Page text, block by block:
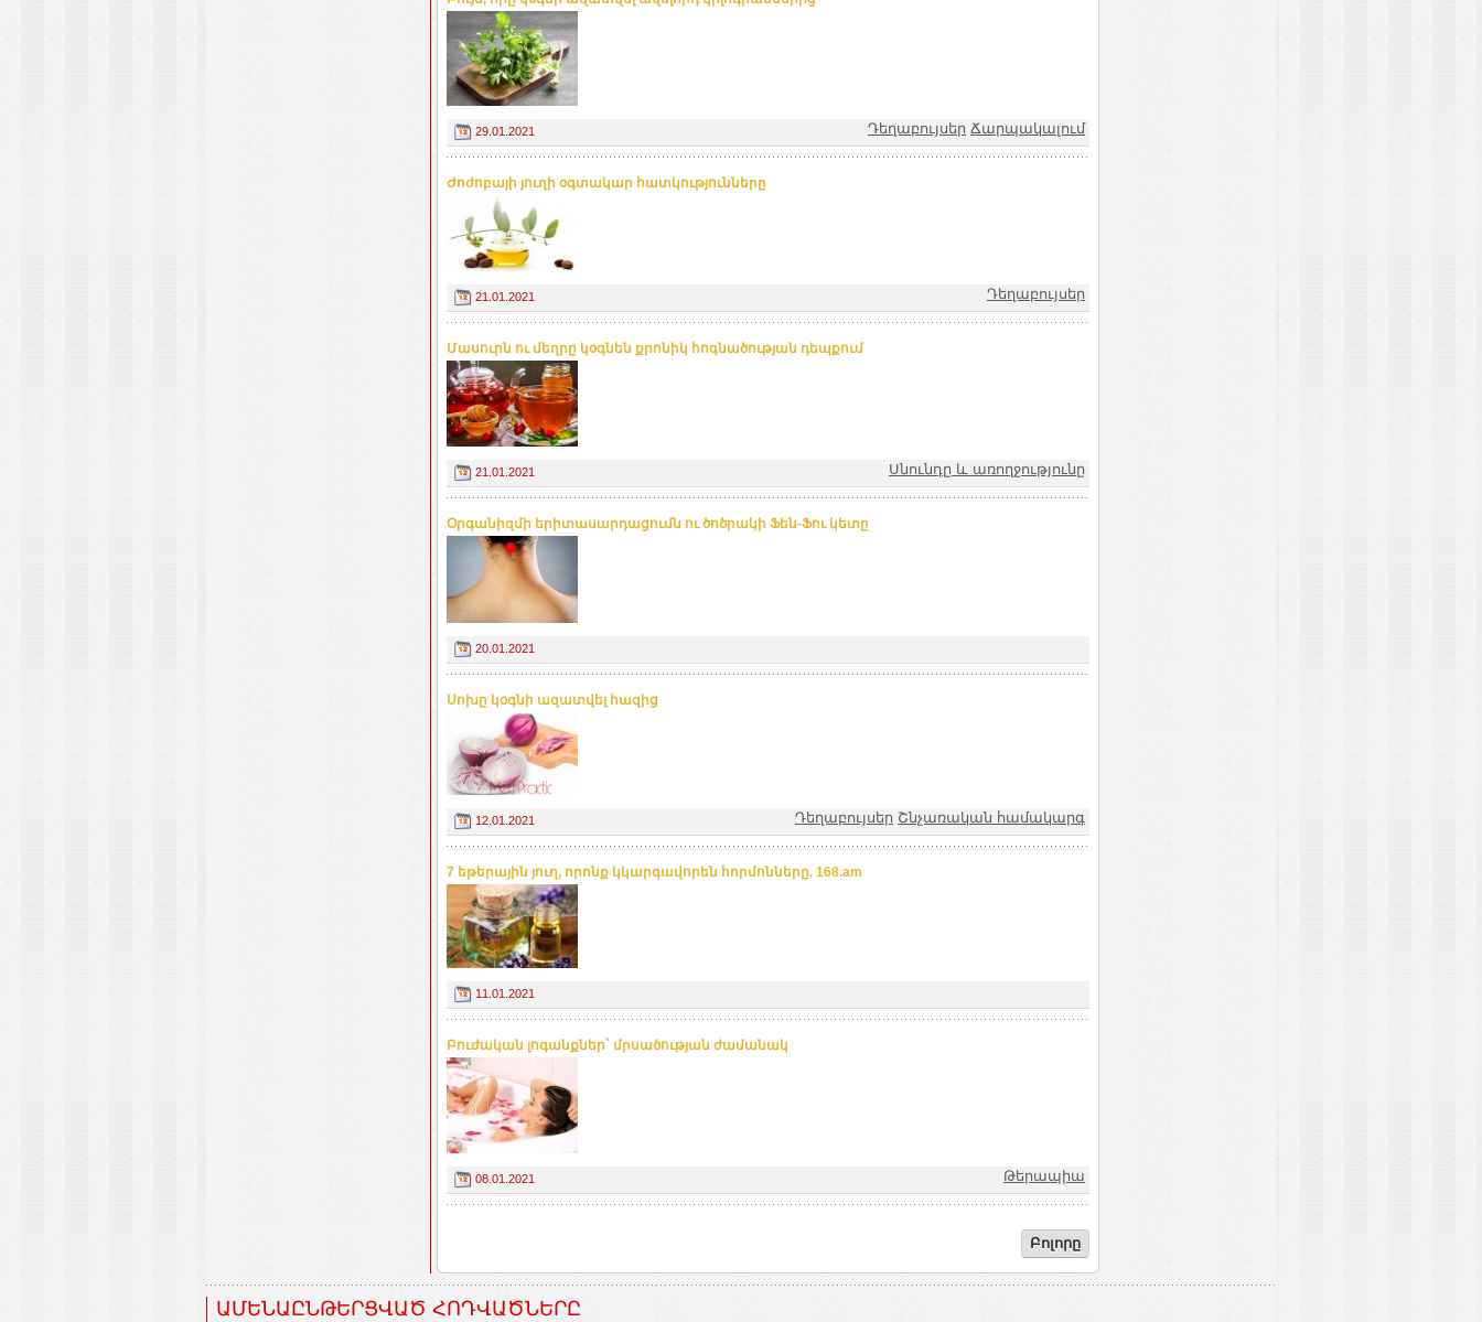
29.01.2021 Դեղաբույսեր Ճարպակալում
Ժոժոբայի յուղի օգտակար հատկությունները
21.01.2021 Դեղաբույսեր
Մասուրն ու մեղրը կօգնեն քրոնիկ հոգնածության դեպքում
21.01.2021 Սնունդը և առողջությունը
Օրգանիզմի երիտասարդացումն ու ծոծրակի Ֆեն-Ֆու կետը
20.01.2021
Սոխը կօգնի ազատվել հազից
12.01.2021 Դեղաբույսեր Շնչառական համակարգ
7 եթերային յուղ, որոնք կկարգավորեն հորմոնները. 168.am
11.01.2021
Բուժական լոգանքներ` մրսածության ժամանակ
08.01.2021 Թերապիա
Բոլորը
ԱՄԵՆԱԸՆԹԵՐՑՎԱԾ ՀՈԴՎԱԾՆԵՐԸ